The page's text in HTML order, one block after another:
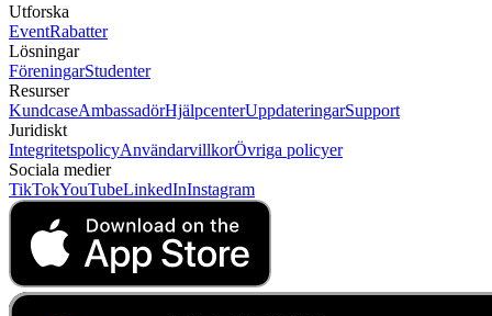
Utforska
EventRabatter
Lösningar
FöreningarStudenter
Resurser
KundcaseAmbassadörHjälpcenterUppdateringarSupport
Juridiskt
IntegritetspolicyAnvändarvillkorÖvriga policyer
Sociala medier
TikTokYouTubeLinkedInInstagram